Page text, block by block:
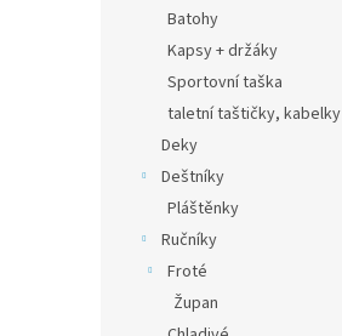
Batohy
Kapsy + držáky
Sportovní taška
taletní taštičky, kabelky
Deky
Deštníky
Pláštěnky
Ručníky
Froté
Župan